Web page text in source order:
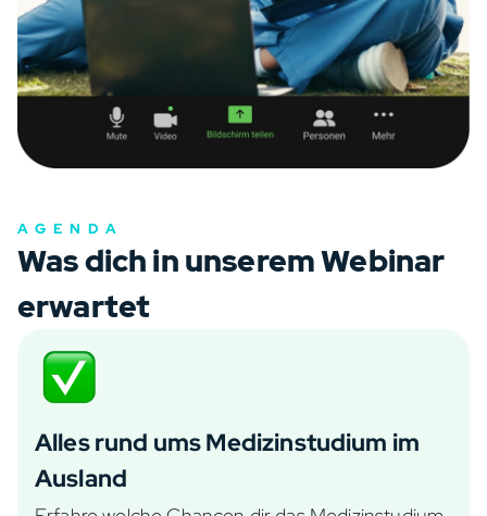
AGENDA
Was dich in unserem Webinar
erwartet
Alles rund ums Medizinstudium im
Ausland